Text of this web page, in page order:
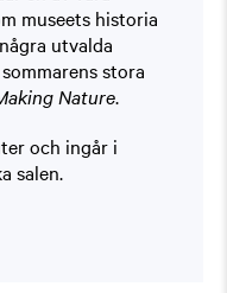
museets historia
utvalda
stora
Nature.
och ingår i
salen.